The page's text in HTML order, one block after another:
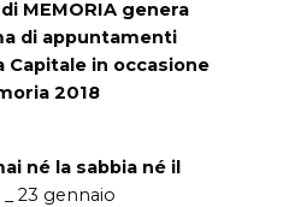
MEMORIA genera
di appuntamenti
Capitale in occasione
2018
né la sabbia né il
23 gennaio